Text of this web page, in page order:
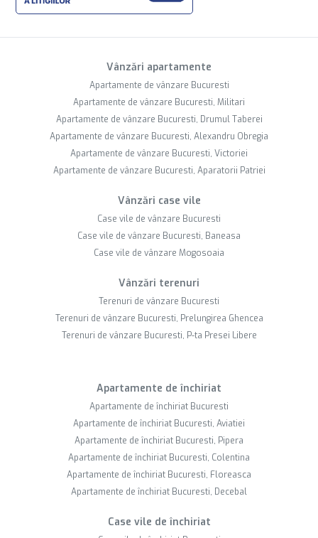
Vânzări apartamente
Apartamente de vânzare Bucuresti
Apartamente de vânzare Bucuresti, Militari
Apartamente de vânzare Bucuresti, Drumul Taberei
Apartamente de vânzare Bucuresti, Alexandru Obregia
Apartamente de vânzare Bucuresti, Victoriei
Apartamente de vânzare Bucuresti, Aparatorii Patriei
Vânzări case vile
Case vile de vânzare Bucuresti
Case vile de vânzare Bucuresti, Baneasa
Case vile de vânzare Mogosoaia
Vânzări terenuri
Terenuri de vânzare Bucuresti
Terenuri de vânzare Bucuresti, Prelungirea Ghencea
Terenuri de vânzare Bucuresti, P-ta Presei Libere
Apartamente de închiriat
Apartamente de închiriat Bucuresti
Apartamente de închiriat Bucuresti, Aviatiei
Apartamente de închiriat Bucuresti, Pipera
Apartamente de închiriat Bucuresti, Colentina
Apartamente de închiriat Bucuresti, Floreasca
Apartamente de închiriat Bucuresti, Decebal
Case vile de închiriat